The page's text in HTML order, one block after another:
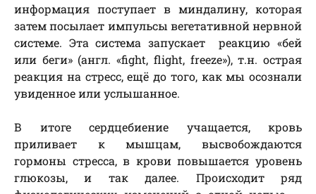
информация поступает в миндалину, которая
затем посылает импульсы вегетативной нервной
системе. Эта система запускает реакцию «бей
или беги» (англ. «fight, flight, freeze»), т.н. острая
реакция на стресс, ещё до того, как мы осознали
увиденное или услышанное.
В итоге сердцебиение учащается, кровь
приливает к мышцам, высвобождаются
гормоны стресса, в крови повышается уровень
глюкозы, и так далее. Происходит ряд